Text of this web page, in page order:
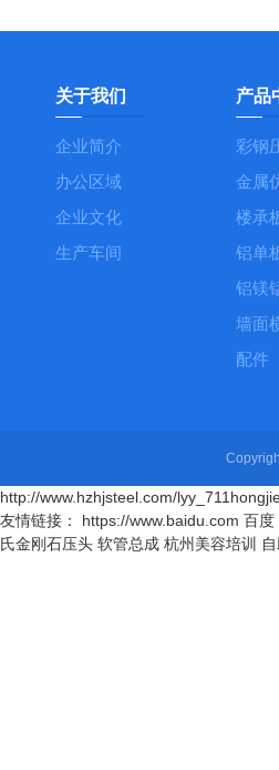
关于我们
企业简介
办公区域
企业文化
生产车间
产品
彩钢
金属
楼承
铝单
铝镁
墙面
配件
http://www.hzhjsteel.com/
友情链接： https://www.baidu.com 百度
氏金刚石压头 软管总成 杭州美容培训